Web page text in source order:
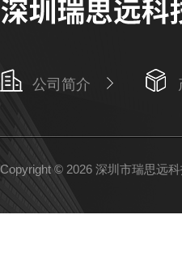
公司简介
Copyright © 2026 深圳市瑞思远